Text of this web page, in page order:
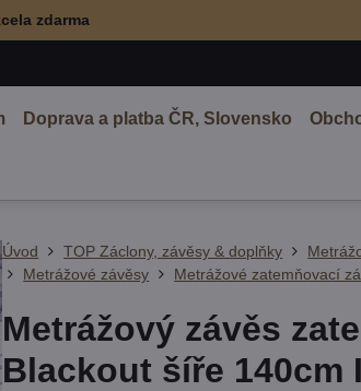
zdarma
Doprava a platba ČR, Slovensko
Úvod TOP Záclony, závěsy & doplňky
Metrážové závěsy
Metrážové zatemňovací
Metrážový závěs
Blackout šíře 140cm